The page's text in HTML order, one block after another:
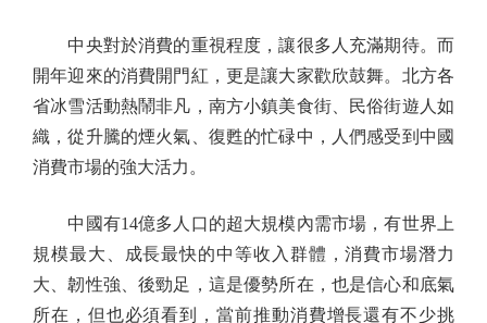
中央對於消費的重視程度，讓很多人充滿期待。而
開年迎來的消費開門紅，更是讓大家歡欣鼓舞。北方各
省冰雪活動熱鬧非凡，南方小鎮美食街、民俗街遊人如
織，從升騰的煙火氣、復甦的忙碌中，人們感受到中國
消費市場的強大活力。
中國有14億多人口的超大規模內需市場，有世界上
規模最大、成長最快的中等收入群體，消費市場潛力
大、韌性強、後勁足，這是優勢所在，也是信心和底氣
所在，但也必須看到，當前推動消費增長還有不少挑